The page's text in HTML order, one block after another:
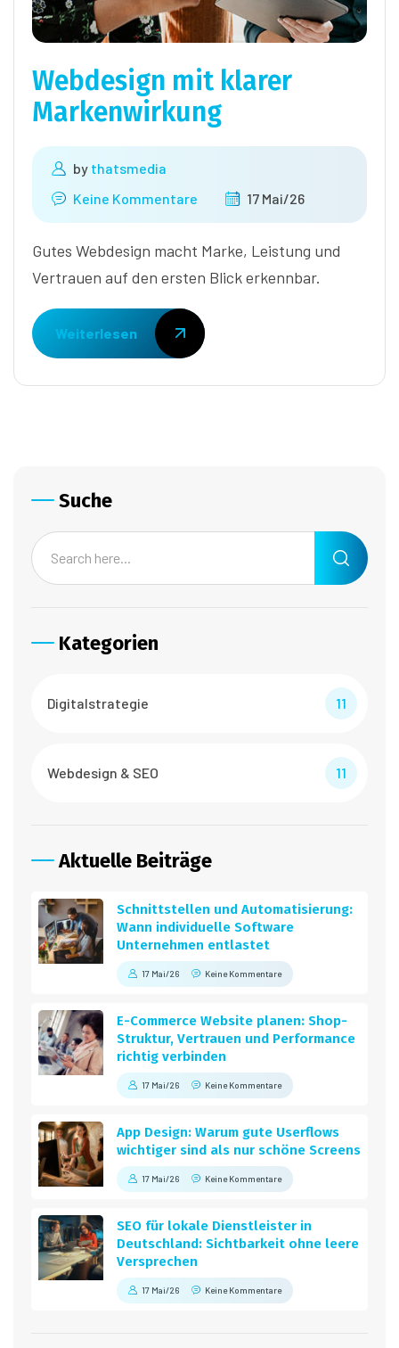
Webdesign mit klarer
Markenwirkung
by thatsmedia
Keine Kommentare
17 Mai/26
Gutes Webdesign macht Marke, Leistung und
Vertrauen auf den ersten Blick erkennbar.
Weiterlesen
Suche
Kategorien
Digitalstrategie 11
Webdesign & SEO 11
Aktuelle Beiträge
Schnittstellen und Automatisierung:
Wann individuelle Software
Unternehmen entlastet
17 Mai/26 Keine Kommentare
E-Commerce Website planen: Shop-
Struktur, Vertrauen und Performance
richtig verbinden
17 Mai/26 Keine Kommentare
App Design: Warum gute Userflows
wichtiger sind als nur schöne Screens
17 Mai/26 Keine Kommentare
SEO für lokale Dienstleister in
Deutschland: Sichtbarkeit ohne leere
Versprechen
17 Mai/26 Keine Kommentare